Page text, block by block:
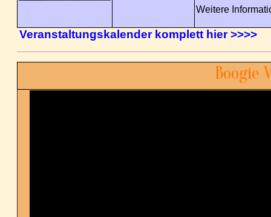
Weitere
Veranstaltungskalender komplett hier >>>>
Boogie